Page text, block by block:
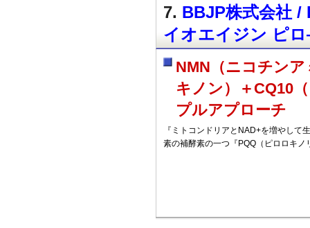
7. BBJP株式会社
イオエイジン ピ
NMN（ニコチン
キノン）＋CQ10
プルアプローチ
『ミトコンドリアとNAD+を増やして
素の補酵素の一つ『PQQ（ピロロキノ